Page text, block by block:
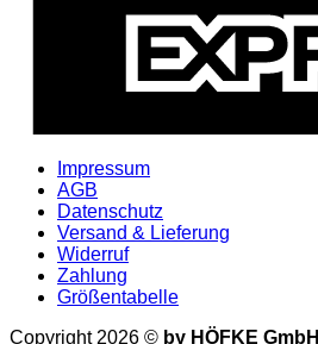
Impressum
AGB
Datenschutz
Versand & Lieferung
Widerruf
Zahlung
Größentabelle
Copyright 2026 © by HÖFKE GmbH